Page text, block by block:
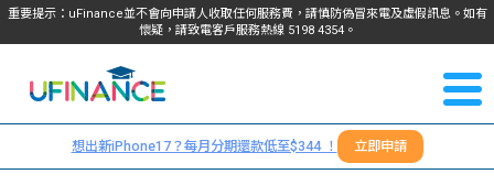
重要提示：uFinance並不會向申請人收取任何服務費，請慎防偽冒來電及虛假訊息。如有
懷疑，請致電客戶服務熱線 5198 4354。
我們
們
＋
想出新iPhone17？每月分期還款低至$344 ！ 立即申請